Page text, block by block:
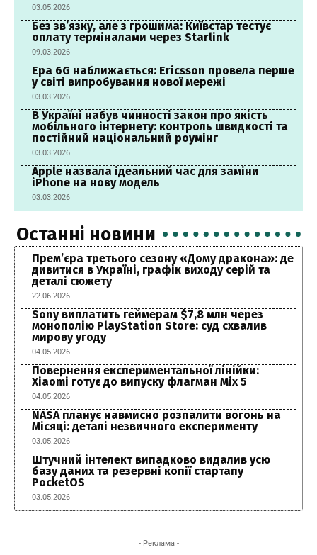
03.05.2026
Без зв’язку, але з грошима: Київстар тестує
оплату терміналами через Starlink
09.03.2026
Ера 6G наближається: Ericsson провела перше
у світі випробування нової мережі
03.03.2026
В Україні набув чинності закон про якість
мобільного інтернету: контроль швидкості та
постійний національний роумінг
03.03.2026
Apple назвала ідеальний час для заміни
iPhone на нову модель
03.03.2026
Останні новини
Прем’єра третього сезону «Дому дракона»: де
дивитися в Україні, графік виходу серій та
деталі сюжету
22.06.2026
Sony виплатить геймерам $7,8 млн через
монополію PlayStation Store: суд схвалив
мирову угоду
04.05.2026
Повернення експериментальної лінійки:
Xiaomi готує до випуску флагман Mix 5
04.05.2026
NASA планує навмисно розпалити вогонь на
Місяці: деталі незвичного експерименту
03.05.2026
Штучний інтелект випадково видалив усю
базу даних та резервні копії стартапу
PocketOS
03.05.2026
- Реклама -